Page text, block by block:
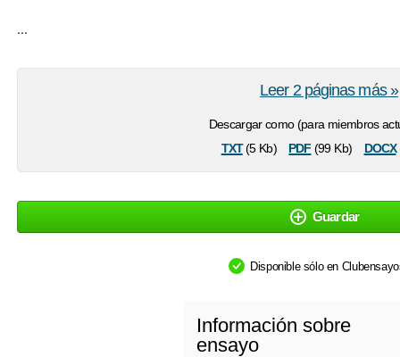
...
Descargar como (para miembros
txt(5 Kb) pdf (99 Kb) docx
Leer 2 páginas más »
Guardar
Disponible sólo en
Información sobre
ensayo